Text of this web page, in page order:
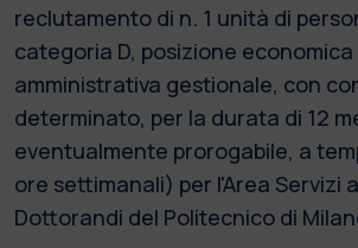
reclutamento di n. 1 unità di
categoria D, posizione economica
amministrativa gestionale, con
determinato, per la durata di 12
eventualmente prorogabile, a
ore settimanali) per l'Area Servizi
Dottorandi del Politecnico di